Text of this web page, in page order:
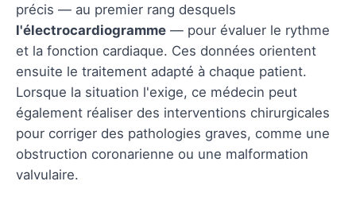
précis — au premier rang desquels
l'électrocardiogramme — pour évaluer le rythme
et la fonction cardiaque. Ces données orientent
ensuite le traitement adapté à chaque patient.
Lorsque la situation l'exige, ce médecin peut
également réaliser des interventions chirurgicales
pour corriger des pathologies graves, comme une
obstruction coronarienne ou une malformation
valvulaire.